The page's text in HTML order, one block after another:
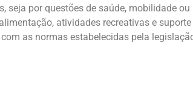
por questões de saúde, mobilidade
atividades recreativas e
as normas estabelecidas pela